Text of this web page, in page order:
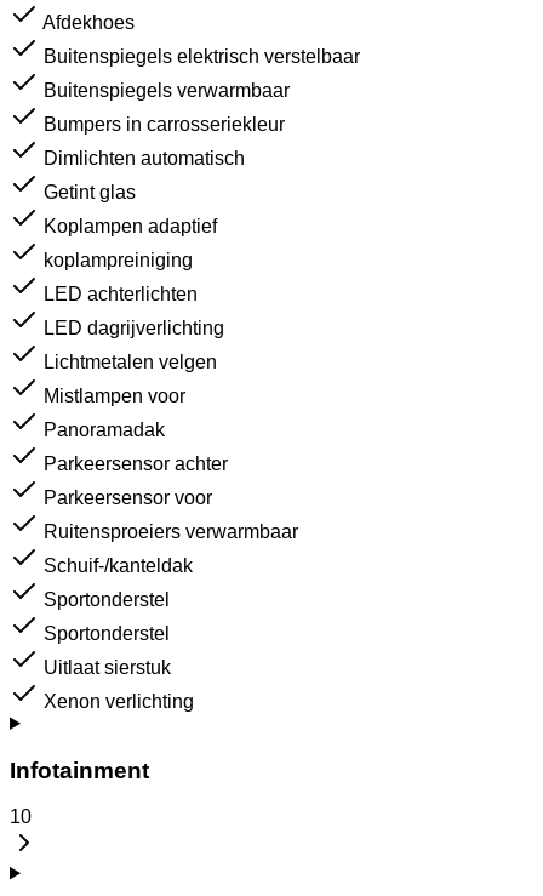
Afdekhoes
Buitenspiegels elektrisch verstelbaar
Buitenspiegels verwarmbaar
Bumpers in carrosseriekleur
Dimlichten automatisch
Getint glas
Koplampen adaptief
koplampreiniging
LED achterlichten
LED dagrijverlichting
Lichtmetalen velgen
Mistlampen voor
Panoramadak
Parkeersensor achter
Parkeersensor voor
Ruitensproeiers verwarmbaar
Schuif-/kanteldak
Sportonderstel
Sportonderstel
Uitlaat sierstuk
Xenon verlichting
Infotainment
10